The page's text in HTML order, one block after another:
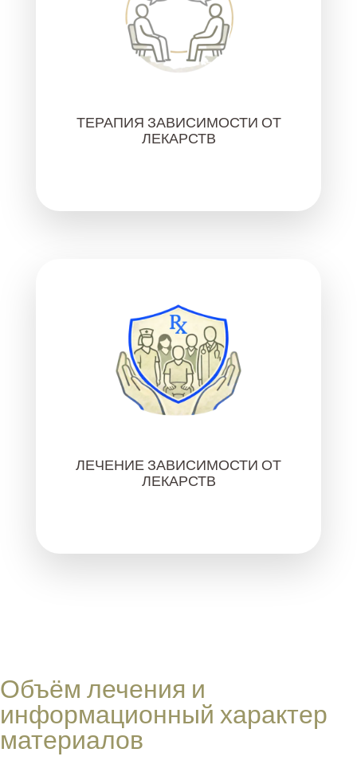
ТЕРАПИЯ ЗАВИСИМОСТИ ОТ
ЛЕКАРСТВ
ЛЕЧЕНИЕ ЗАВИСИМОСТИ ОТ
ЛЕКАРСТВ
Объём лечения и
информационный характер
материалов